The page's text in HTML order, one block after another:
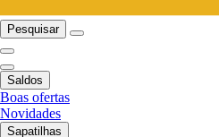
Pesquisar
Saldos
Boas ofertas
Novidades
Sapatilhas